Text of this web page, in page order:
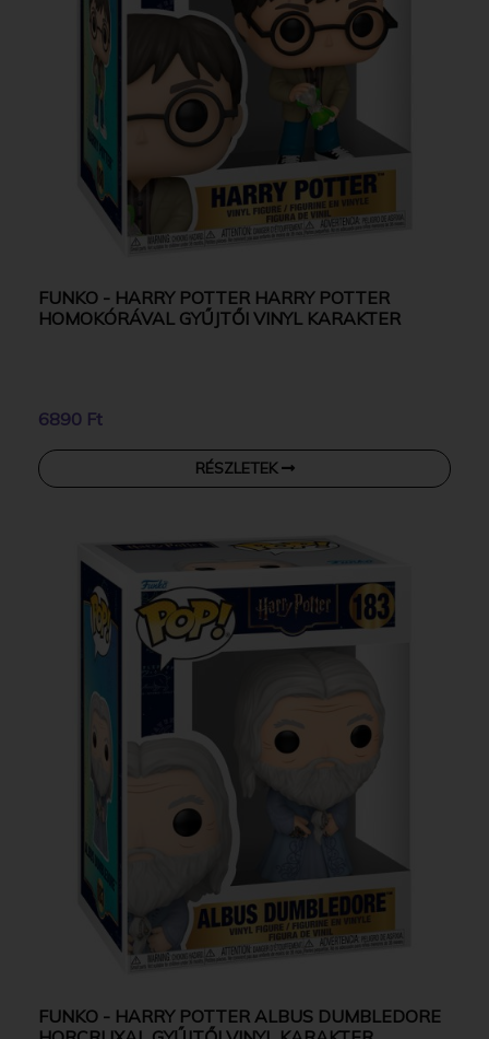
FUNKO - HARRY POTTER HARRY POTTER
HOMOKÓRÁVAL GYŰJTŐI VINYL KARAKTER
6890 Ft
RÉSZLETEK
FUNKO - HARRY POTTER ALBUS DUMBLEDORE